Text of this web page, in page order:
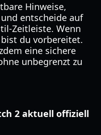
Hinweise,
entscheide auf
Zeitleiste. Wenn
du vorbereitet.
eine sichere
unbegrenzt zu
2 aktuell offiziell